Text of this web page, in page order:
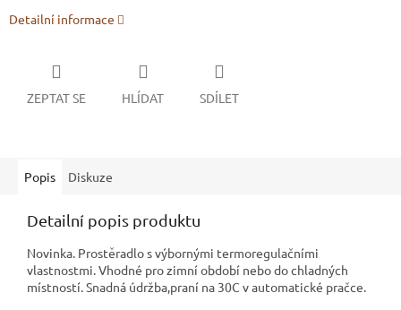
Detailní informace
ZEPTAT SE HLÍDAT SDÍLET
Popis Diskuze
Detailní popis produktu
Novinka. Prostěradlo s výbornými termoregulačními
vlastnostmi. Vhodné pro zimní období nebo do chladných
místností. Snadná údržba,praní na 30C v automatické pračce.